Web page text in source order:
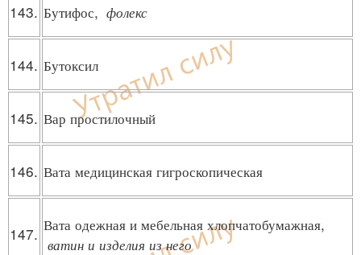
143. Бутифос, фолекс
144. Бутоксил
145. Вар простилочный
146. Вата медицинская гигроскопическая
147. Вата одежная и мебельная хлопчатобумажная,
ватин и изделия из него